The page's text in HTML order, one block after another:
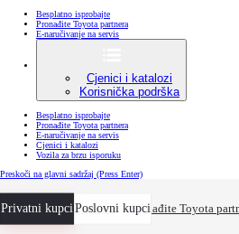
Besplatno isprobajte
Pronađite Toyota partnera
E-naručivanje na servis
Cjenici i katalozi
Korisnička podrška
Besplatno isprobajte
Pronađite Toyota partnera
E-naručivanje na servis
Cjenici i katalozi
Vozila za brzu isporuku
Preskoči na glavni sadržaj (Press Enter)
Privatni kupciPoslovni kupci
Besplatno isprobajte Pronađite Toyota